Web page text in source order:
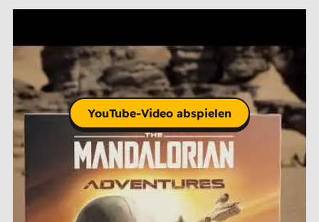
YouTube-Video abspielen